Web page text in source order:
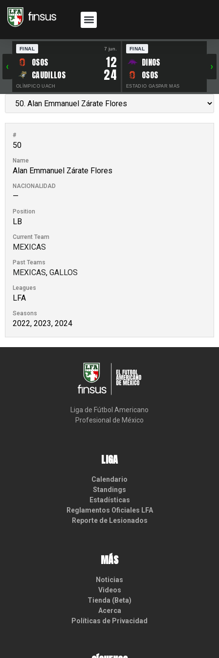
‹
FINAL 7 jun.
OSOS 12
CAUDILLOS 24
OLÍMPICO UACH
FINAL
DINOS
OSOS
ESTADIO GASPAR MAS
›
#
50
Name
Alan Emmanuel Zárate Flores
NACIONALIDAD
—
Position
LB
Current Team
MEXICAS
Past Teams
MEXICAS, GALLOS
Leagues
LFA
Seasons
2022, 2023, 2024
Liga de Fútbol Americano
Profesional de México
LIGA
Calendario
Standings
Estadísticas
Reglamentos Oficiales LFA
Reporte de Lesionados
MÁS
Noticias
Videos
Tienda (Beta)
Acerca
Políticas de Privacidad